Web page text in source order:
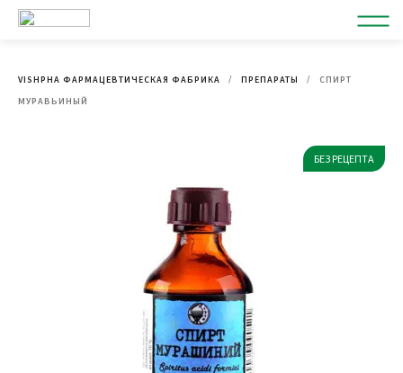
VISHPHA ФАРМАЦЕВТИЧЕСКАЯ ФАБРИКА ПРЕПАРАТЫ
СПИРТ
МУРАВЬИНЫЙ
БЕЗ РЕЦЕПТА